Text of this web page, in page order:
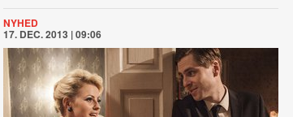
NYHED
17. DEC. 2013 | 09:06